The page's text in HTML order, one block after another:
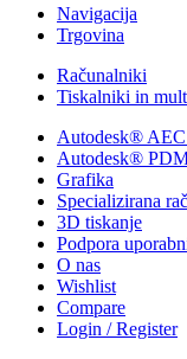
Navigacija
Trgovina
Računalniki
Tiskalniki in
Autodesk®
Autodesk®
Grafika
Specializirana
3D tiskanje
Podpora
O nas
Wishlist
Compare
Login / Register